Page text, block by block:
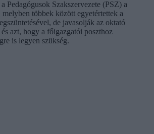
Pedagógusok Szakszervezete (PSZ) a
többek között egyetértettek a
de javasolják az oktató
azt, hogy a főigazgatói poszthoz
is legyen szükség.